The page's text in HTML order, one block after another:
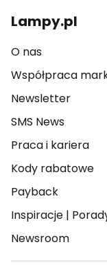
Lampy.pl
O nas
Współpraca
Newsletter
SMS News
Praca i kariera
Kody rabatowe
Payback
Inspiracje |
Newsroom